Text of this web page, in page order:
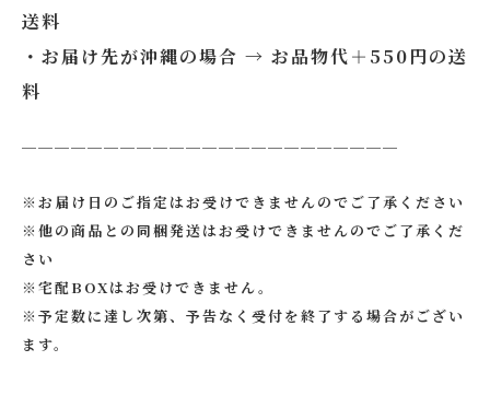
送料
・お届け先が沖縄の場合 → お品物代＋550円の送
料
※お届け日のご指定はお受けできませんのでご了承ください
※他の商品との同梱発送はお受けできませんのでご了承くだ
さい
※宅配BOXはお受けできません。
※予定数に達し次第、予告なく受付を終了する場合がござい
ます。